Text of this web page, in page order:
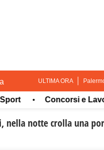
ULTIMA ORA
• Concorsi e Lavoro
nella notte crolla una